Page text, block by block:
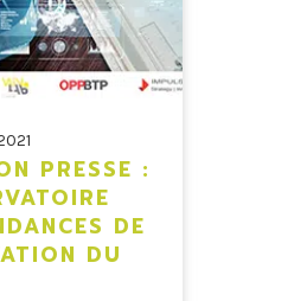
PRESSE :
DE
DU